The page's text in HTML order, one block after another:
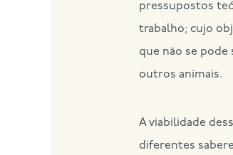
pressupostos
trabalho; cujo
que não se pode
outros animais.
A viabilidade
diferentes